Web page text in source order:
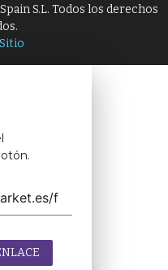
S.L. Todos los derechos